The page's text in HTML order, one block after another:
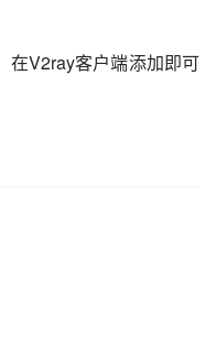
在V2ray客户端添加即可